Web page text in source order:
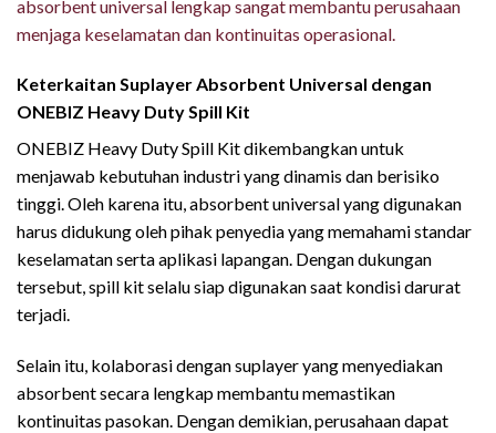
absorbent universal lengkap sangat membantu perusahaan
menjaga keselamatan dan kontinuitas operasional.
Keterkaitan Suplayer Absorbent Universal dengan
ONEBIZ Heavy Duty Spill Kit
ONEBIZ Heavy Duty Spill Kit dikembangkan untuk
menjawab kebutuhan industri yang dinamis dan berisiko
tinggi. Oleh karena itu, absorbent universal yang digunakan
harus didukung oleh pihak penyedia yang memahami standar
keselamatan serta aplikasi lapangan. Dengan dukungan
tersebut, spill kit selalu siap digunakan saat kondisi darurat
terjadi.
Selain itu, kolaborasi dengan suplayer yang menyediakan
absorbent secara lengkap membantu memastikan
kontinuitas pasokan. Dengan demikian, perusahaan dapat